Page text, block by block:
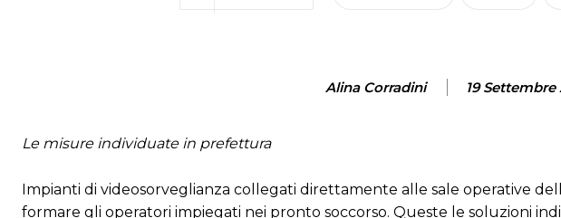
Alina Corradini 19 Settembre
Le misure individuate in prefettura
Impianti di videosorveglianza collegati direttamente alle sale operative
formare gli operatori impiegati nei pronto soccorso. Queste le soluzioni